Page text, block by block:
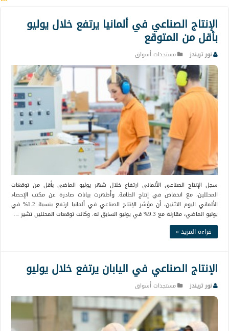
الإنتاج الصناعي في ألمانيا يرتفع خلال يوليو
بأقل من المتوقع
نور تريندز مستجدات أسواق
سجل الإنتاج الصناعي الألماني ارتفاع خلال شهر يوليو الماضي بأقل من توقعات
المحللين، مع انخفاض في إنتاج الطاقة. وأظهرت بيانات صادرة عن مكتب الإحصاء
الألماني اليوم الاثنين، أن مؤشر الإنتاج الصناعي في ألمانيا ارتفع بنسبة 1.2% في
يوليو الماضي، مقارنة مع 9.3% في يونيو السابق له. وكانت توقعات المحللين تشير …
قراءة المزيد »
الإنتاج الصناعي في اليابان يرتفع خلال يوليو
نور تريندز مستجدات أسواق